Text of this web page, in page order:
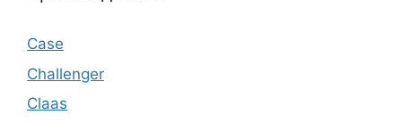
Case
Challenger
Claas